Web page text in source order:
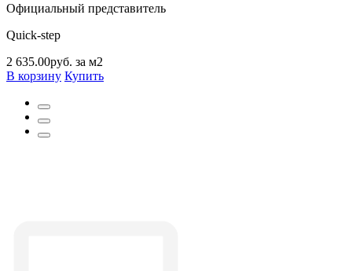
Официальный представитель
Quick-step
2 635.00руб. за м2
В корзину Купить